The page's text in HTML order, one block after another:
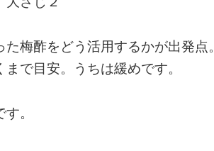
梅酢をどう活用するかが出発点。
で目安。うちは緩めです。
す。